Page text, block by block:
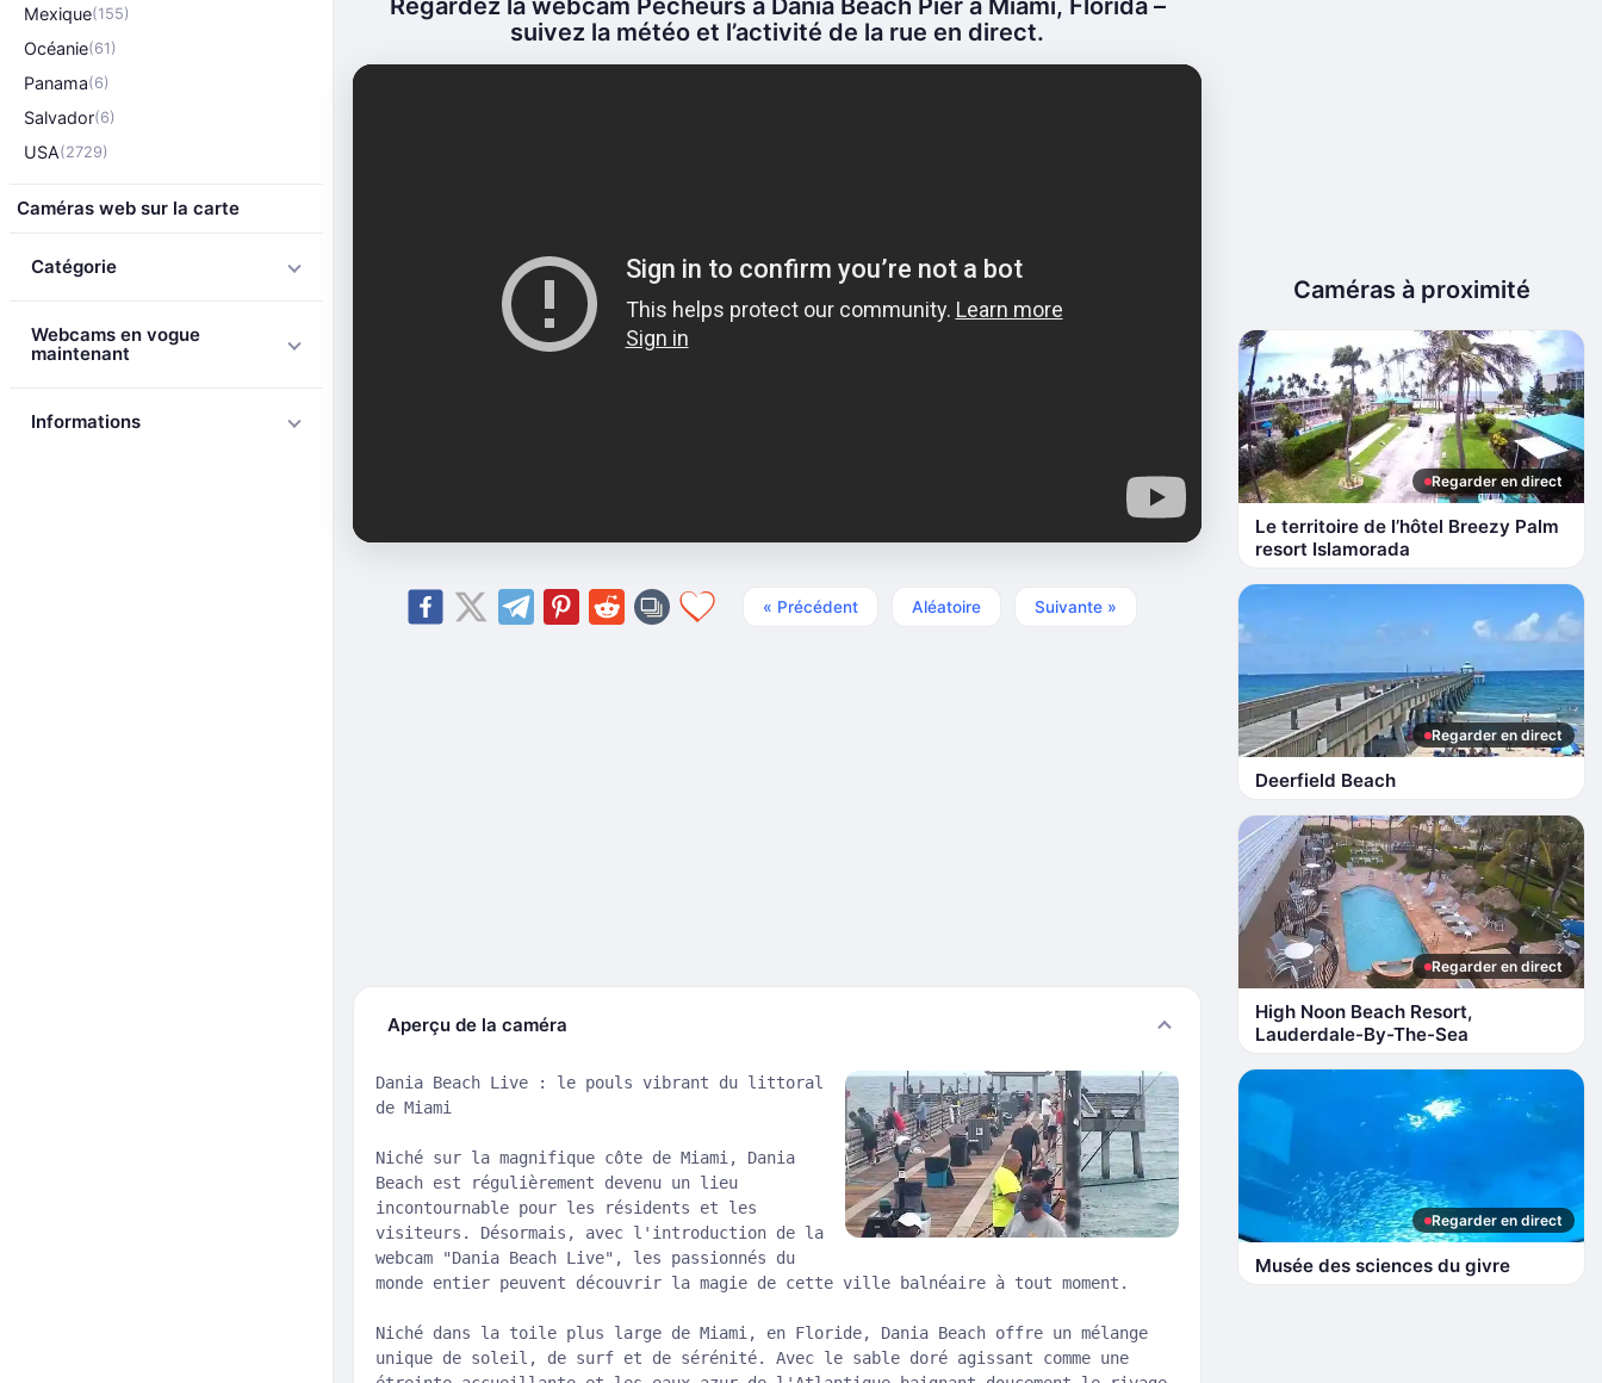
Mexique(155)
Océanie(61)
Panama(6)
Salvador(6)
USA(2729)
Caméras web sur la carte
Catégorie
Webcams en vogue
maintenant
Informations
Regardez la webcam Pêcheurs à Dania Beach Pier à Miami, Florida –
suivez la météo et l’activité de la rue en direct.
« Précédent Aléatoire Suivante »
Aperçu de la caméra
Dania Beach Live : le pouls vibrant du littoral
de Miami
Niché sur la magnifique côte de Miami, Dania
Beach est régulièrement devenu un lieu
incontournable pour les résidents et les
visiteurs. Désormais, avec l'introduction de la
webcam "Dania Beach Live", les passionnés du
monde entier peuvent découvrir la magie de cette ville balnéaire à tout moment.
Niché dans la toile plus large de Miami, en Floride, Dania Beach offre un mélange
unique de soleil, de surf et de sérénité. Avec le sable doré agissant comme une
Caméras à proximité
Regarder en direct
Le territoire de l’hôtel Breezy Palm
resort Islamorada
Regarder en direct
Deerfield Beach
Regarder en direct
High Noon Beach Resort,
Lauderdale-By-The-Sea
Regarder en direct
Musée des sciences du givre